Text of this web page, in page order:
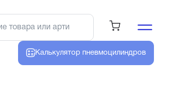
Калькулятор пневмоцилиндров